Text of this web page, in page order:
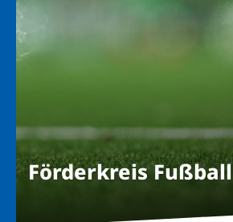
Förderkreis Fußball
News
Mitgliedschaft & Service
Service Ehrenamtler